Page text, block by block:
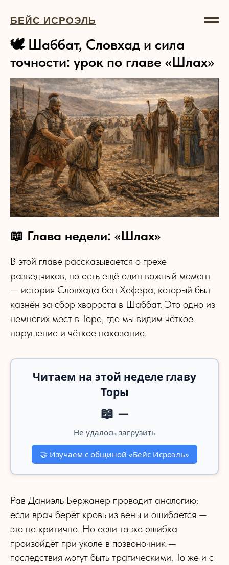
БЕЙС ИСРОЭЛЬ
🕊 Шаббат, Словхад и сила
точности: урок по главе «Шлах»
📖 Глава недели: «Шлах»
В этой главе рассказывается о грехе
разведчиков, но есть ещё один важный момент
— история Словхада бен Хефера, который был
казнён за сбор хвороста в Шаббат. Это одно из
немногих мест в Торе, где мы видим чёткое
нарушение и чёткое наказание.
Читаем на этой неделе главу
Торы
📖 —
Не удалось загрузить
🤝 Изучаем с общиной «Бейс Исроэль»
Рав Даниэль Бержанер проводит аналогию:
если врач берёт кровь из вены и ошибается —
это не критично. Но если та же ошибка
произойдёт при уколе в позвоночник —
последствия могут быть трагическими. То же и с